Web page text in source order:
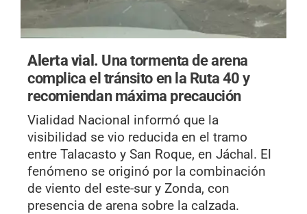
Alerta vial. Una tormenta de arena
complica el tránsito en la Ruta 40 y
recomiendan máxima precaución
Vialidad Nacional informó que la
visibilidad se vio reducida en el tramo
entre Talacasto y San Roque, en Jáchal. El
fenómeno se originó por la combinación
de viento del este-sur y Zonda, con
presencia de arena sobre la calzada.